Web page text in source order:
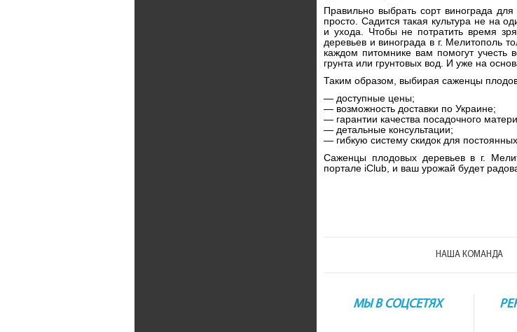
Правильно выбрать сорт винограда
просто. Садится такая культура не на
и ухода. Чтобы не потратить время
деревьев и винограда в г. Мелитополь
каждом питомнике вам помогут учесть
грунта или грунтовых вод. И уже на
Таким образом, выбирая саженцы
— доступные цены;
— возможность доставки по Украине;
— гарантии качества посадочного
— детальные консультации;
— гибкую систему скидок для
Саженцы плодовых деревьев в г.
портале iClub, и ваш урожай будет
НАША КОМАНДА
МЫ В СОЦСЕТЯХ